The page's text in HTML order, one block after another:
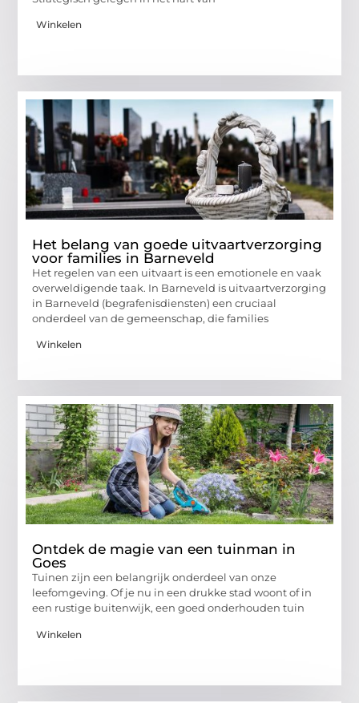
Winkelen
Het belang van goede uitvaartverzorging
voor families in Barneveld
Het regelen van een uitvaart is een emotionele en vaak
overweldigende taak. In Barneveld is uitvaartverzorging
in Barneveld (begrafenisdiensten) een cruciaal
onderdeel van de gemeenschap, die families
Winkelen
Ontdek de magie van een tuinman in
Goes
Tuinen zijn een belangrijk onderdeel van onze
leefomgeving. Of je nu in een drukke stad woont of in
een rustige buitenwijk, een goed onderhouden tuin
Winkelen